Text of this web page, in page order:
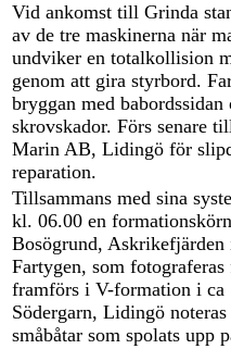
Vid ankomst till Grinda
av de tre maskinerna när
undviker en totalkollision
genom att gira styrbord.
bryggan med
skrovskador. Förs senare
Marin AB, Lidingö för
reparation.
Tillsammans med sina
kl. 06.00 en
Bosögrund,
Fartygen, som
framförs i V-formation i ca
Södergarn, Lidingö
småbåtar som spolats upp